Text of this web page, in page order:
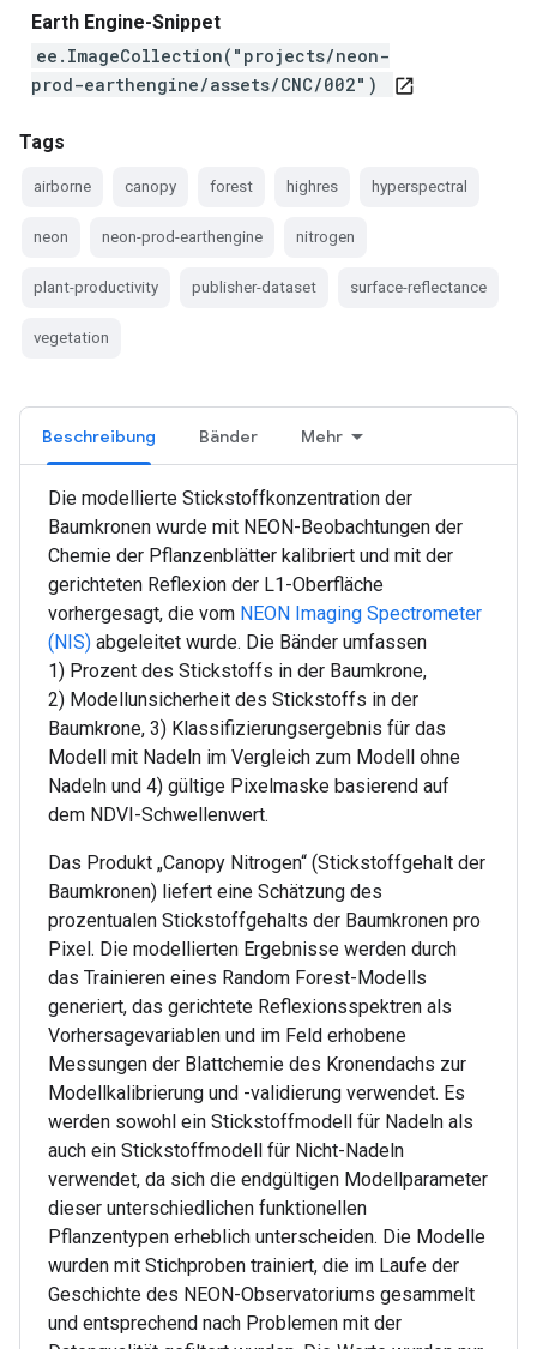
Earth Engine-Snippet
ee.ImageCollection("projects/neon-
prod-earthengine/assets/CNC/002")
open_in_new
Tags
airborne canopy forest highres hyperspectral
neon neon-prod-earthengine nitrogen
plant-productivity publisher-dataset surface-reflectance
vegetation
Beschreibung Bänder Mehr
Die modellierte Stickstoffkonzentration der
Baumkronen wurde mit NEON-Beobachtungen der
Chemie der Pflanzenblätter kalibriert und mit der
gerichteten Reflexion der L1-Oberfläche
vorhergesagt, die vom NEON Imaging Spectrometer
(NIS) abgeleitet wurde. Die Bänder umfassen
1) Prozent des Stickstoffs in der Baumkrone,
2) Modellunsicherheit des Stickstoffs in der
Baumkrone, 3) Klassifizierungsergebnis für das
Modell mit Nadeln im Vergleich zum Modell ohne
Nadeln und 4) gültige Pixelmaske basierend auf
dem NDVI-Schwellenwert.
Das Produkt „Canopy Nitrogen“ (Stickstoffgehalt der
Baumkronen) liefert eine Schätzung des
prozentualen Stickstoffgehalts der Baumkronen pro
Pixel. Die modellierten Ergebnisse werden durch
das Trainieren eines Random Forest-Modells
generiert, das gerichtete Reflexionsspektren als
Vorhersagevariablen und im Feld erhobene
Messungen der Blattchemie des Kronendachs zur
Modellkalibrierung und -validierung verwendet. Es
werden sowohl ein Stickstoffmodell für Nadeln als
auch ein Stickstoffmodell für Nicht-Nadeln
verwendet, da sich die endgültigen Modellparameter
dieser unterschiedlichen funktionellen
Pflanzentypen erheblich unterscheiden. Die Modelle
wurden mit Stichproben trainiert, die im Laufe der
Geschichte des NEON-Observatoriums gesammelt
und entsprechend nach Problemen mit der